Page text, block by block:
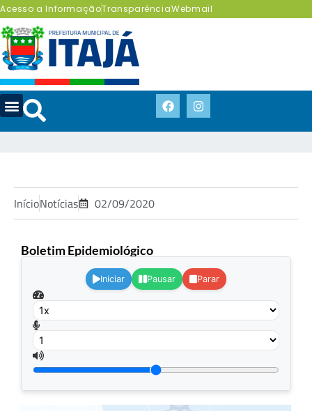
Acesso a InformaçãoTransparênciaWebmail
InícioNotícias 02/09/2020
Boletim Epidemiológico
Iniciar Pausar Parar